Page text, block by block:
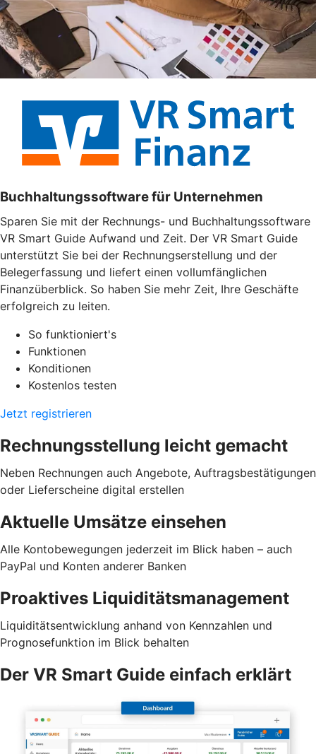
Buchhaltungssoftware für Unternehmen
Sparen Sie mit der Rechnungs- und Buchhaltungssoftware
VR Smart Guide Aufwand und Zeit. Der VR Smart Guide
unterstützt Sie bei der Rechnungserstellung und der
Belegerfassung und liefert einen vollumfänglichen
Finanzüberblick. So haben Sie mehr Zeit, Ihre Geschäfte
erfolgreich zu leiten.
So funktioniert's
Funktionen
Konditionen
Kostenlos testen
Jetzt registrieren
Rechnungsstellung leicht gemacht
Neben Rechnungen auch Angebote, Auftragsbestätigungen
oder Lieferscheine digital erstellen
Aktuelle Umsätze einsehen
Alle Kontobewegungen jederzeit im Blick haben – auch
PayPal und Konten anderer Banken
Proaktives Liquiditätsmanagement
Liquiditätsentwicklung anhand von Kennzahlen und
Prognosefunktion im Blick behalten
Der VR Smart Guide einfach erklärt